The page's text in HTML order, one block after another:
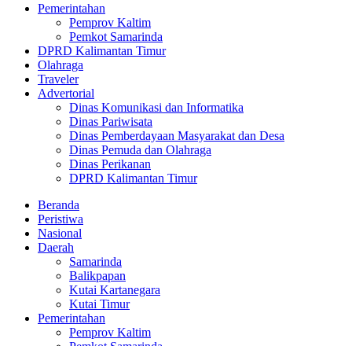
Pemerintahan
Pemprov Kaltim
Pemkot Samarinda
DPRD Kalimantan Timur
Olahraga
Traveler
Advertorial
Dinas Komunikasi dan Informatika
Dinas Pariwisata
Dinas Pemberdayaan Masyarakat dan Desa
Dinas Pemuda dan Olahraga
Dinas Perikanan
DPRD Kalimantan Timur
Beranda
Peristiwa
Nasional
Daerah
Samarinda
Balikpapan
Kutai Kartanegara
Kutai Timur
Pemerintahan
Pemprov Kaltim